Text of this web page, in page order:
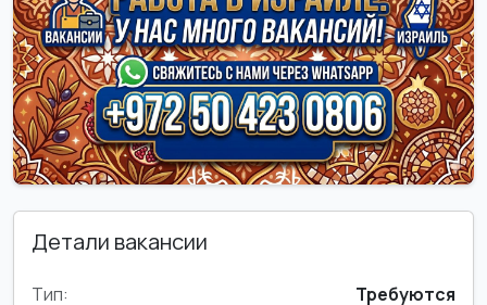
Детали вакансии
Тип: Требуются